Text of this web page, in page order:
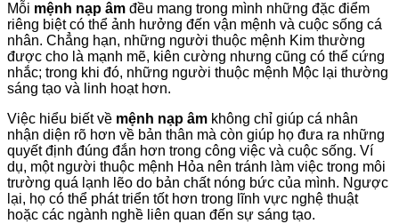
Mỗi mệnh nạp âm đều mang trong mình những đặc điểm
riêng biệt có thể ảnh hưởng đến vận mệnh và cuộc sống cá
nhân. Chẳng hạn, những người thuộc mệnh Kim thường
được cho là mạnh mẽ, kiên cường nhưng cũng có thể cứng
nhắc; trong khi đó, những người thuộc mệnh Mộc lại thường
sáng tạo và linh hoạt hơn.
Việc hiểu biết về mệnh nạp âm không chỉ giúp cá nhân
nhận diện rõ hơn về bản thân mà còn giúp họ đưa ra những
quyết định đúng đắn hơn trong công việc và cuộc sống. Ví
dụ, một người thuộc mệnh Hỏa nên tránh làm việc trong môi
trường quá lạnh lẽo do bản chất nóng bức của mình. Ngược
lại, họ có thể phát triển tốt hơn trong lĩnh vực nghệ thuật
hoặc các ngành nghề liên quan đến sự sáng tạo.